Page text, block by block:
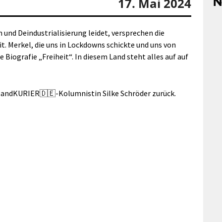
Deindustrialisierung leidet, versprechen die
Merkel, die uns in Lockdowns schickte und uns von
„Freiheit“. In diesem Land steht alles auf auf
Kolumnistin Silke Schröder zurück.